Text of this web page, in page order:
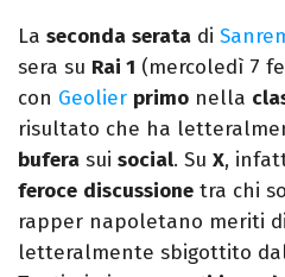
La seconda serata di
sera su Rai 1 (mercoledì 7
con Geolier primo nella
risultato che ha
bufera sui social. Su X,
feroce discussione tra chi
rapper napoletano meriti
letteralmente sbigottito